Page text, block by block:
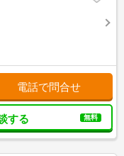
電話で問合せ
する 無料